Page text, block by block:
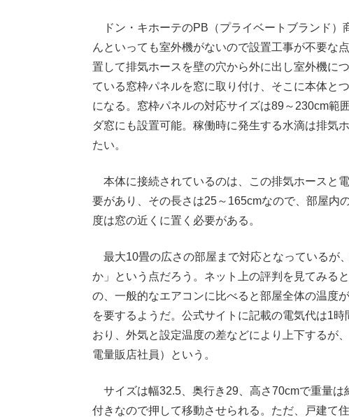
ドン・キホーテのPB（プライベートブランド）
んといっても室外機がないので設置工事が不要な
置して排気ホースを壁の穴から外に出し室外機に
ている窓枠パネルを窓に取り付け、そこに本体と
になる。窓枠パネルの対応サイズは89～230cm範
ダ窓にも設置可能。稼働時に発生する水滴は排気
たい。
本体に接続されているのは、この排気ホースと
要があり、その長さは25～165cmなので、部屋内
度は窓の近くに置く必要がある。
最大10畳の広さの部屋まで対応となっているが
か」という点だろう。ネット上の評判を見てみる
の、一般的なエアコンに比べると部屋全体の温度
を要するようだ。公式サイトに記載の電気代は1
おり、外気と設定温度の差などにより上下するが
電量販店社員）という。
サイズは幅32.5、奥行き29、高さ70cmで重量は
付きなので押して移動させられる。ただ、戸建て